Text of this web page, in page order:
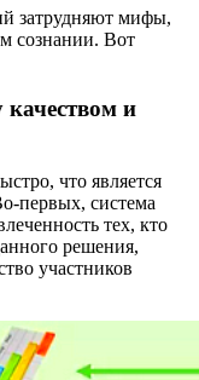
затрудняют мифы,
сознании. Вот
и
что является
первых, система
тех, кто
решения,
участников